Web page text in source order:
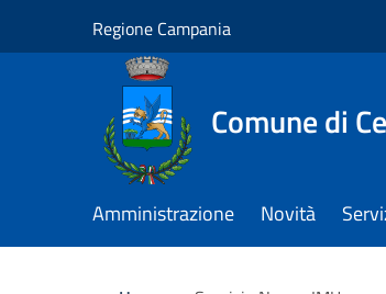
Regione Campania
Comune di
Amministrazione Novità